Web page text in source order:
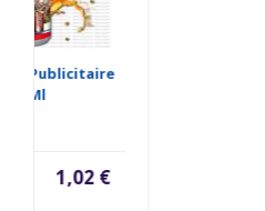
Boisson Energetique